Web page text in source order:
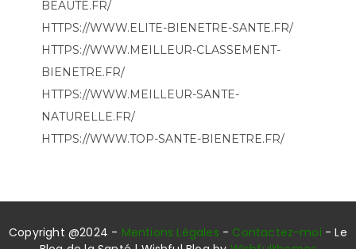
BEAUTE.FR/
HTTPS://WWW.ELITE-BIENETRE-SANTE.FR/
HTTPS://WWW.MEILLEUR-CLASSEMENT-
BIENETRE.FR/
HTTPS://WWW.MEILLEUR-SANTE-
NATURELLE.FR/
HTTPS://WWW.TOP-SANTE-BIENETRE.FR/
Copyright @2024 - Mentions Légales - Contactez-moi - Le